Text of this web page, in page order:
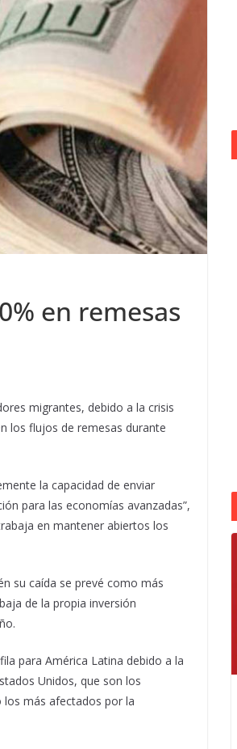
en remesas
migrantes, debido a la crisis
los flujos de remesas durante
la capacidad de enviar
para las economías avanzadas”,
en mantener abiertos los
su caída se prevé como más
de la propia inversión
para América Latina debido a la
Unidos, que son los
los más afectados por la